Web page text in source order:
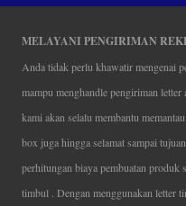
MELAYANI PENGIRIMAN
Anda tidak perlu khawatir mengenai
mampu menghandle pengiriman
kami akan selalu membantu
box juga hingga selamat sampai
perhitungan biaya pembuatan produk
timbul . Dengan menggunakan letter